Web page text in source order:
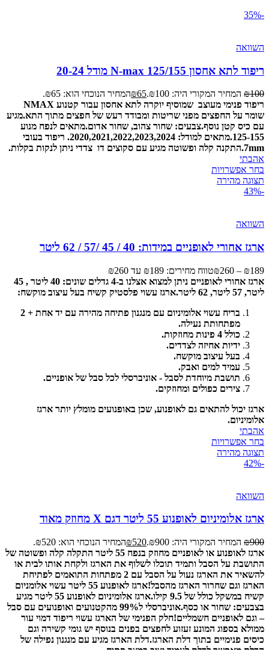
-35%
השוואה
ריפוד לתא אחסון N-max 125/155 מודל 20-24
₪100 המחיר המקורי היה: ₪100. ₪65
המחיר הנוכחי הוא: ₪65.
ריפוד פנימי מעוצב שמוסיף יוקרה לתא אחסון עבור קטנוע NMAX
שומר על החפצים מפני שריטות ומבודד רעש של חפצים מתוך התא.מגיע
עם כיס קטן נוסף.צבעים: שחור צהוב, שחור אדום.מתאים לנפח מנוע
125-155. מתאים למודל: 2020,2021,2022,2023,2024.
ריפוד בעובי
7mm. התקנה קלה ופשוטה מגיע עם סקוצים דו צדדי ניתן לנקות בקלות.
אהבתי
בחר אפשרויות
תצוגה מהירה
-43%
השוואה
ארגז אחורי לאופניים במידות: 40 / 45 /57 / 62 ליטר
₪189
–
₪260
טווח מחירים: ⁦₪189⁩ עד ⁦₪260⁩
ארגז אחורי לאופניים ניתן למצוא אצלנו ב-4 גדלים שונים: 40 ליטר , 45
ליטר, 57 ליטר, 62 ליטר.
ארגז עשוי פלסטיק קשיח בעל עיצוב מוקשח:
בריח עשוי אלומיניום עם מנגנון פתיחה מהירה עם יד אחת + 2
מפתחותת נעילה.
כולל 4 פינות מחוזקות.
ידיות אחיזה לצדדים.
בעל עיצוב מוקשח.
עמיד למים ואבק.
תושבת מיוחדת לסבל - אוניברסלי לכל סבל של אופניים.
צירים כפולים ומחוזקים.
ארגז יכול להתאים גם לאופנוע, שכן באופנועים מומלץ יותר ארגז
אלומיניום.
אהבתי
בחר אפשרויות
תצוגה מהירה
-42%
השוואה
ארגז אלומיניום לאופנוע 55 ליטר דגם X מחוזק מאוד
₪900 המחיר המקורי היה: ₪900. ₪520
המחיר הנוכחי הוא: ₪520.
ארגז לאופנוע או לאופניים מחוזק בנפח 55 ליטר התקלה קלה ופשוטה של
התושבת על הסבל ותמיד תוכלו לשלוף את הארגז ולקחת אותו לבית או
להשאיר את הארגז נעול על הסבל עם 2 מפתחות התואמים לפתיחת
הארגז וגם שחרור הארגז מהסבל!
ארגז לאופנוע 55 ליטר עשוי אלומניום
קשיח במשקל כולל של 9.5 קילו.
ארגז אלומיניום לאופנוע 55 ליטר מגיע
בצבעים: שחור או כסף.
אוניברסלי ל99% מהקטנועים ואופנועים עם סבל
– וגם לאופניים חשמליים!חלק הפנימי של הארגז עשוי ריפוד דמוי עור
ממולא בספוג המונע זעזוע לחפצים בפנים בנוסף יש גומי קשירה וגם
כיסים פנימיים בתוך דלת הארגז.דלת הארגז מגיע עם מנגנון נפילה של